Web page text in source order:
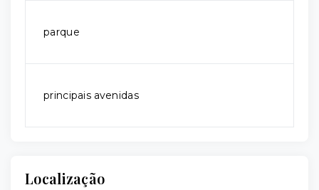
parque
principais avenidas
Localização